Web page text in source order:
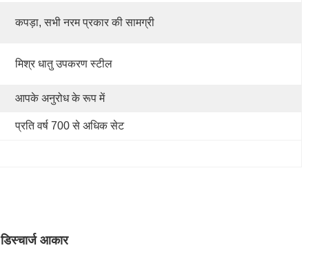
कपड़ा, सभी नरम प्रकार की सामग्री
मिश्र धातु उपकरण स्टील
आपके अनुरोध के रूप में
प्रति वर्ष 700 से अधिक सेट
आकार